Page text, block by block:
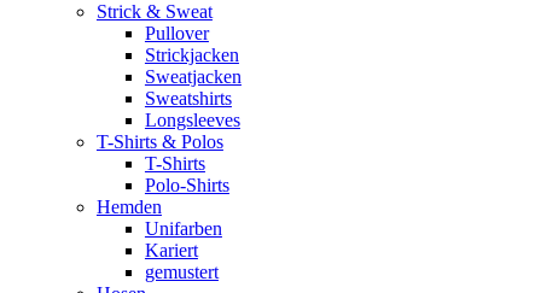
Strick & Sweat
Pullover
Strickjacken
Sweatjacken
Sweatshirts
Longsleeves
T-Shirts & Polos
T-Shirts
Polo-Shirts
Hemden
Unifarben
Kariert
gemustert